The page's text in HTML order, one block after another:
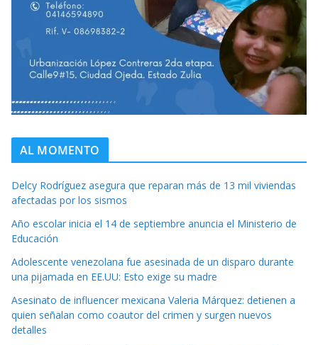
AL MOMENTO
Delcy Rodríguez asegura que reparan más de 13 mil viviendas
afectadas por los sismos
Año escolar inicia el 14 de septiembre anuncia el Ministerio de
Educación
Adolescente venezolana fue asesinada de un disparo durante
una pijamada en EE.UU: Esto exige su madre
Asesinato de influencer mexicana Valeria Márquez: detienen a
quien señalan como coautor del crimen y surgen nuevos
detalles